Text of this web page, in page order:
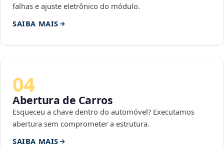
falhas e ajuste eletrônico do módulo.
SAIBA MAIS
04
Abertura de Carros
Esqueceu a chave dentro do automóvel? Executamos
abertura sem comprometer a estrutura.
SAIBA MAIS